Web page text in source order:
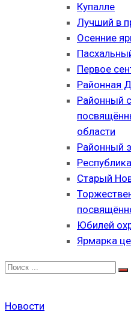
Купалле
Лучший в
Осенние
Первое
Районная
Районный
области
Районный
Старый
Юбилей
Ярмарка
Новости